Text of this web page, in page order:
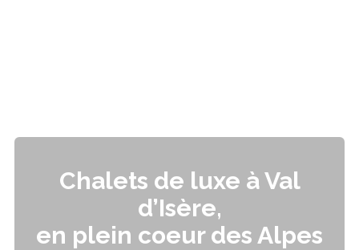
Chalets de luxe à Val
d’Isère,
en plein coeur des Alpes